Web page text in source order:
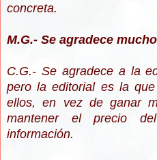
concreta.
M.G.- Se agradece
C.G.- Se agradece a la
pero la editorial es la
ellos, en vez de ganar
mantener el precio
información.